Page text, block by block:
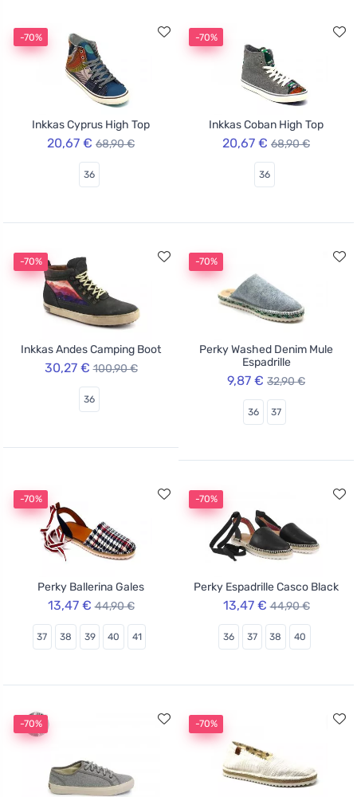
-70%
Inkkas Cyprus High Top
20,67 € 68,90 €
36
-70%
Inkkas Coban High Top
20,67 € 68,90 €
36
-70%
Inkkas Andes Camping Boot
30,27 € 100,90 €
36
-70%
Perky Washed Denim Mule
Espadrille
9,87 € 32,90 €
36 37
-70%
Perky Ballerina Gales
13,47 € 44,90 €
37 38 39 40 41
-70%
Perky Espadrille Casco Black
13,47 € 44,90 €
36 37 38 40
-70% -70%